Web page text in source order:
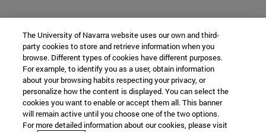
The University of Navarra website uses our own and third-
party cookies to store and retrieve information when you
browse. Different types of cookies have different purposes.
For example, to identify you as a user, obtain information
about your browsing habits respecting your privacy, or
personalize how the content is displayed. You can select the
cookies you want to enable or accept them all. This banner
will remain active until you choose one of the two options.
For more detailed information about our cookies, please visit